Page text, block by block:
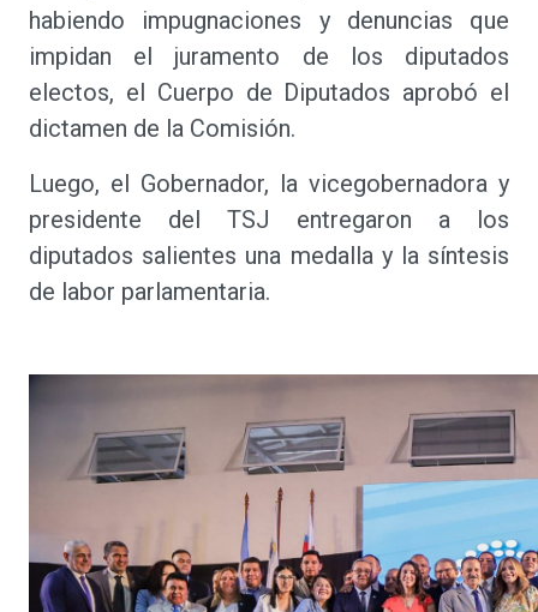
habiendo impugnaciones y denuncias que
impidan el juramento de los diputados
electos, el Cuerpo de Diputados aprobó el
dictamen de la Comisión.
Luego, el Gobernador, la vicegobernadora y
presidente del TSJ entregaron a los
diputados salientes una medalla y la síntesis
de labor parlamentaria.